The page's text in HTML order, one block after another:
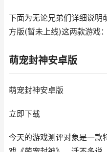
下面为无论兄弟们详细说明
方版(暂未上线)这两款游戏：
萌宠封神安卓版
萌宠封神安卓版
立即下载
今天的游戏测评对象是一款